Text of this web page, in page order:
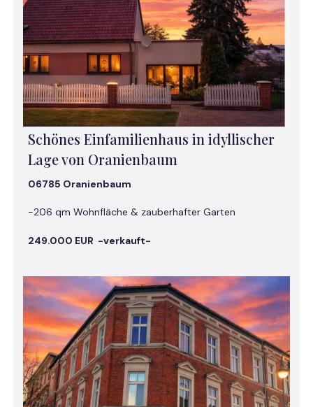
Schönes Einfamilienhaus in idyllischer
Lage von Oranienbaum
06785 Oranienbaum
-206 qm Wohnfläche & zauberhafter Garten
249.000 EUR -verkauft-